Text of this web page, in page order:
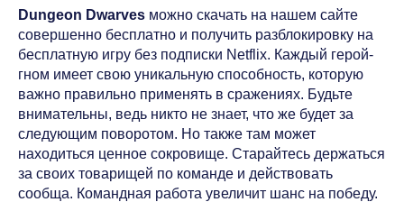
Dungeon Dwarves можно скачать на нашем сайте
совершенно бесплатно и получить разблокировку на
бесплатную игру без подписки Netflix. Каждый герой-
гном имеет свою уникальную способность, которую
важно правильно применять в сражениях. Будьте
внимательны, ведь никто не знает, что же будет за
следующим поворотом. Но также там может
находиться ценное сокровище. Старайтесь держаться
за своих товарищей по команде и действовать
сообща. Командная работа увеличит шанс на победу.